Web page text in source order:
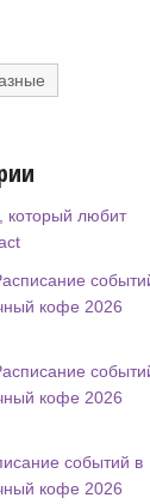
который любит
кофе 2026
кофе 2026
событий в
кофе 2026